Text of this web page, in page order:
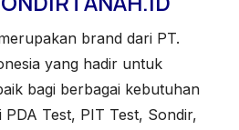
brand dari PT.
yang hadir untuk
bagi berbagai kebutuhan
Test, PIT Test, Sondir,